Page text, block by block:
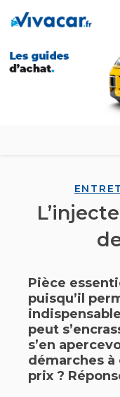
Pièce essentielle d’un moteur,
puisqu’il
peut
s’en
démarches
prix ?